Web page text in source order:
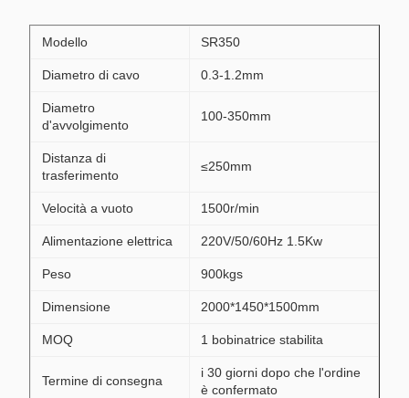
Modello SR350
Diametro di cavo 0.3-1.2mm
Diametro
d'avvolgimento
100-350mm
Distanza di
trasferimento
≤250mm
Velocità a vuoto 1500r/min
Alimentazione elettrica 220V/50/60Hz 1.5Kw
Peso 900kgs
Dimensione 2000*1450*1500mm
MOQ 1 bobinatrice stabilita
Termine di consegna
i 30 giorni dopo che l'ordine
è confermato